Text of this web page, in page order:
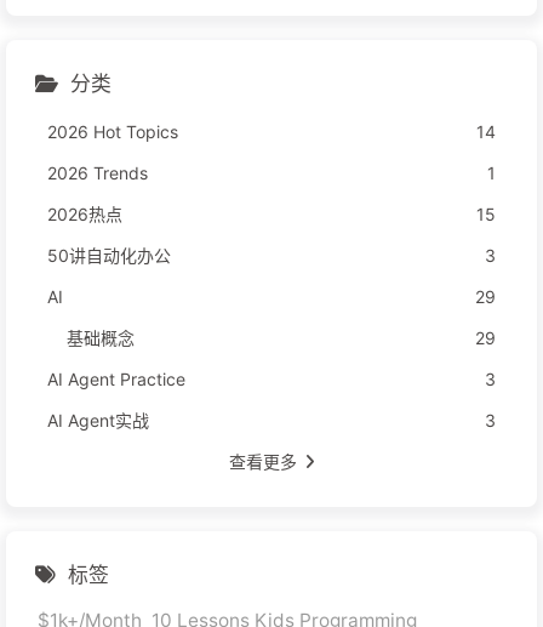
分类
2026 Hot Topics
14
2026 Trends
1
2026热点
15
50讲自动化办公
3
AI
29
基础概念
29
AI Agent Practice
3
AI Agent实战
3
查看更多
标签
$1k+/Month 10 Lessons Kids Programming